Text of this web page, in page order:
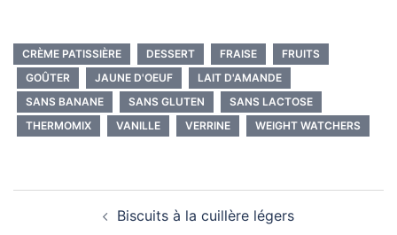
CRÈME PATISSIÈRE DESSERT FRAISE
FRUITS
GOÛTER
JAUNE D'OEUF
LAIT D'AMANDE
SANS BANANE
SANS GLUTEN
SANS LACTOSE
THERMOMIX
VANILLE VERRINE WEIGHT WATCHERS
Biscuits à la cuillère légers